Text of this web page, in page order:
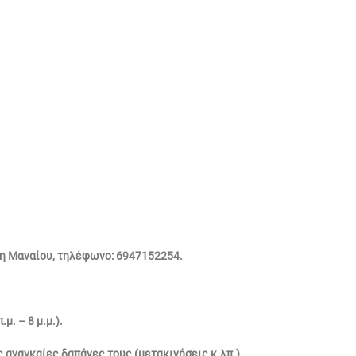
Μαναίου, τηλέφωνο: 6947152254.
– 8 μ.μ.).